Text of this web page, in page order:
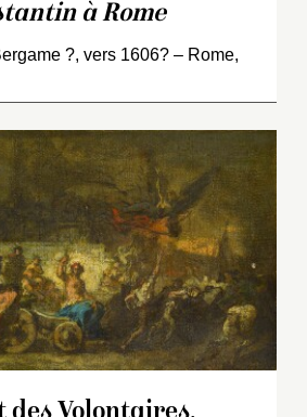
à Rome
?, vers 1606? – Rome,